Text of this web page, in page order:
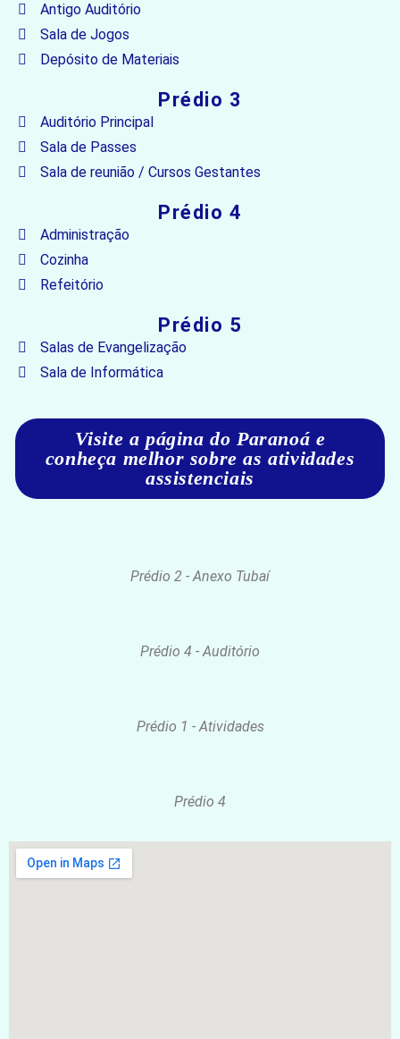
Antigo Auditório
Sala de Jogos
Depósito de Materiais
Prédio 3
Auditório Principal
Sala de Passes
Sala de reunião / Cursos Gestantes
Prédio 4
Administração
Cozinha
Refeitório
Prédio 5
Salas de Evangelização
Sala de Informática
Visite a página do Paranoá e
conheça melhor sobre as atividades
assistenciais
Prédio 2 - Anexo Tubaí
Prédio 4 - Auditório
Prédio 1 - Atividades
Prédio 4